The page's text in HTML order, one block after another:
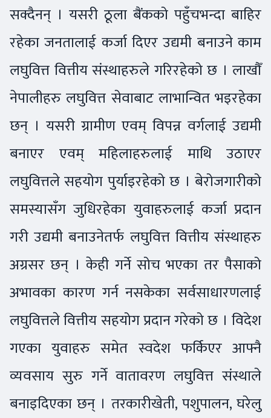
सक्दैनन् । यसरी ठूला बैंकको पहुँचभन्दा बाहिर
रहेका जनतालाई कर्जा दिएर उद्यमी बनाउने काम
लघुवित्त वित्तीय संस्थाहरुले गरिरहेको छ । लाखौँ
नेपालीहरु लघुवित्त सेवाबाट लाभान्वित भइरहेका
छन् । यसरी ग्रामीण एवम् विपन्न वर्गलाई उद्यमी
बनाएर एवम् महिलाहरुलाई माथि उठाएर
लघुवित्तले सहयोग पुर्याइरहेको छ । बेरोजगारीको
समस्यासँग जुधिरहेका युवाहरुलाई कर्जा प्रदान
गरी उद्यमी बनाउनेतर्फ लघुवित्त वित्तीय संस्थाहरु
अग्रसर छन् । केही गर्ने सोच भएका तर पैसाको
अभावका कारण गर्न नसकेका सर्वसाधारणलाई
लघुवित्तले वित्तीय सहयोग प्रदान गरेको छ । विदेश
गएका युवाहरु समेत स्वदेश फर्किएर आफ्नै
व्यवसाय सुरु गर्ने वातावरण लघुवित्त संस्थाले
बनाइदिएका छन् । तरकारीखेती, पशुपालन, घरेलु